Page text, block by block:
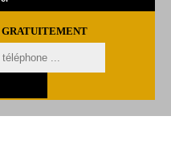
GRATUITEMENT